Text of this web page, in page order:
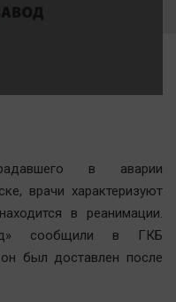
в аварии
врачи характеризуют
в реанимации.
сообщили в ГКБ
был доставлен после